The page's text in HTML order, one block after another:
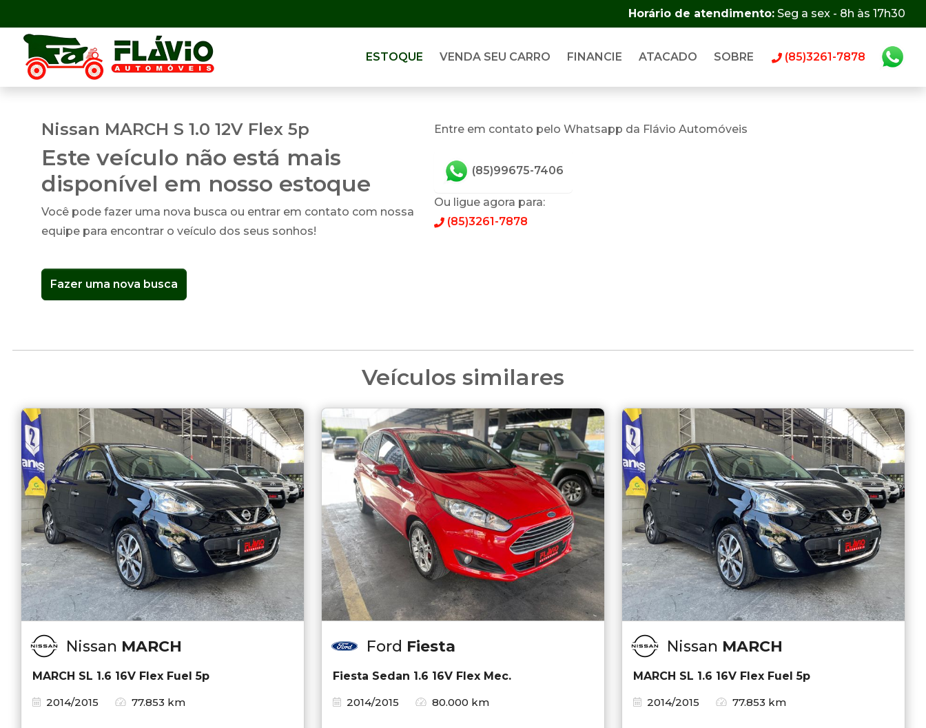
Horário de atendimento: Seg a sex - 8h às 17h30
ESTOQUE VENDA SEU CARRO FINANCIE ATACADO SOBRE (85)3261-7878
Nissan MARCH S 1.0 12V Flex 5p
Este veículo não está mais
disponível em nosso estoque
Você pode fazer uma nova busca ou entrar em contato com nossa
equipe para encontrar o veículo dos seus sonhos!
Fazer uma nova busca
Entre em contato pelo Whatsapp da Flávio Automóveis
(85)99675-7406
Ou ligue agora para:
(85)3261-7878
Veículos similares
Nissan MARCH
MARCH SL 1.6 16V Flex Fuel 5p
2014/2015
77.853 km
Ford Fiesta
Fiesta Sedan 1.6 16V Flex Mec.
2014/2015
80.000 km
Nissan MARCH
MARCH SL 1.6 16V Flex Fuel 5p
2014/2015
77.853 km